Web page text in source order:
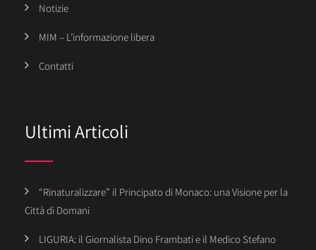
Notizie
MIM – L’informazione libera
Contatti
Ultimi Articoli
“Rinaturalizzare” il Principato di Monaco: una Visione per la
Città di Domani
LIGURIA: il Giornalista Dino Frambati e il Medico Stefano